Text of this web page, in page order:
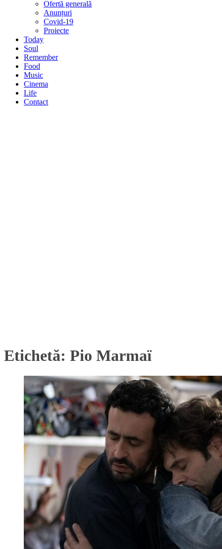
Ofertă generală
Anunțuri
Covid-19
Proiecte
Today
Soul
Remember
Food
Music
Cinema
Life
Contact
Etichetă: Pio Marmaï